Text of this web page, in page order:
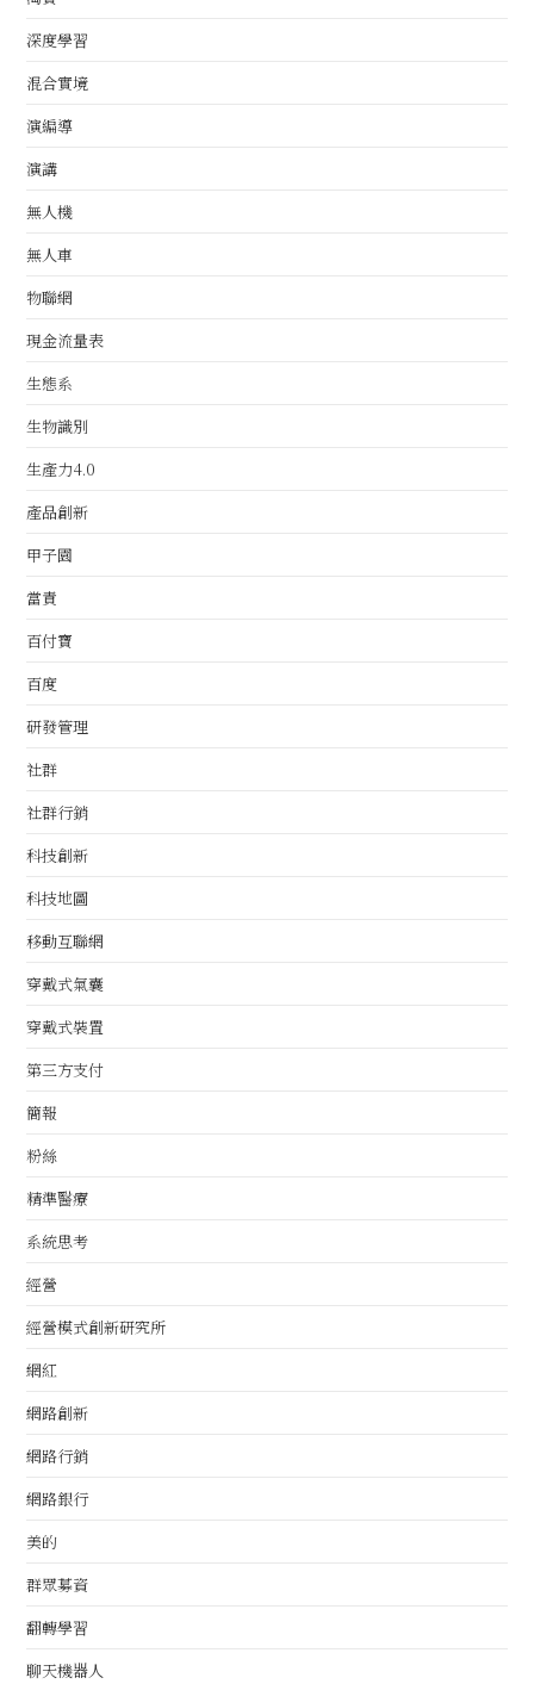
深度學習
混合實境
演編導
演講
無人機
無人車
物聯網
現金流量表
生態系
生物識別
生產力4.0
產品創新
甲子園
當責
百付寶
百度
研發管理
社群
社群行銷
科技創新
科技地圖
移動互聯網
穿戴式氣囊
穿戴式裝置
第三方支付
簡報
粉絲
精準醫療
系統思考
經營
經營模式創新研究所
網紅
網路創新
網路行銷
網路銀行
美的
群眾募資
翻轉學習
聊天機器人